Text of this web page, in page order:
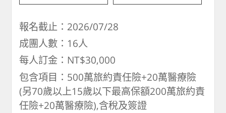
報名截止：2026/07/28
成團人數：16人
每人訂金：NT$30,000
包含項目：500萬旅約責任險+20萬醫療險
(另70歲以上15歲以下最高保額200萬旅約責
任險+20萬醫療險),含稅及簽證